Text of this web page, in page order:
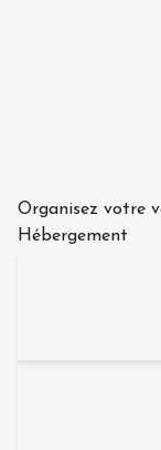
Organisez votre
Hébergement